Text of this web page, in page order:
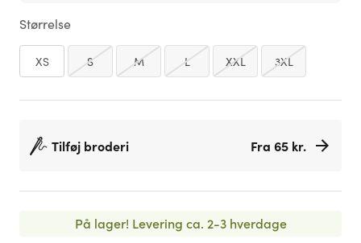
Størrelse
XS S M L XXL 3XL
Tilføj broderi Fra 65 kr.
På lager! Levering ca. 2-3 hverdage